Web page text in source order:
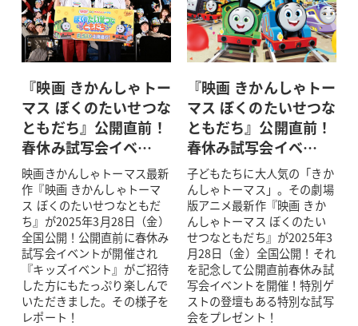
『映画 きかんしゃトー
マス ぼくのたいせつな
ともだち』公開直前！
春休み試写会イベ…
映画きかんしゃトーマス最新
作『映画 きかんしゃトーマ
ス ぼくのたいせつなともだ
ち』が2025年3月28日（金）
全国公開！公開直前に春休み
試写会イベントが開催され
『キッズイベント』がご招待
した方にもたっぷり楽しんで
いただきました。その様子を
レポート！
『映画 きかんしゃトー
マス ぼくのたいせつな
ともだち』公開直前！
春休み試写会イベ…
子どもたちに大人気の「きか
んしゃトーマス」。その劇場
版アニメ最新作『映画 きか
んしゃトーマス ぼくのたい
せつなともだち』が2025年3
月28日（金）全国公開！それ
を記念して公開直前春休み試
写会イベントを開催！特別ゲ
ストの登壇もある特別な試写
会をプレゼント！